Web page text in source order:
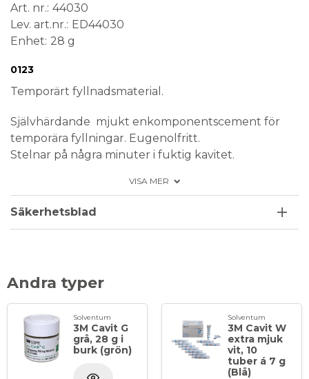
Art. nr. 44030
Lev. art.nr. ED44030
Enhet 28 g
Medical Device
0123
Temporärt fyllnadsmaterial.
Självhärdande mjukt enkomponentscement för
temporära fyllningar. Eugenolfritt.
Stelnar på några minuter i fuktig kavitet.
VISA MER
Säkerhetsblad
Andra typer
Solventum
3M Cavit G
grå, 28 g i
burk (grön)
Solventum
3M Cavit W
extra mjuk
vit, 10
tuber á 7 g
(Blå)